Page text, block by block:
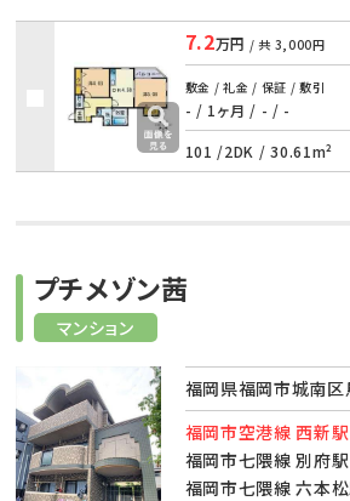
7.2万円 / 共 3,000円
敷金 / 礼金 / 保証 / 敷引
- / 1ヶ月 / - / -
101 /2DK /30.61m²
マンション
プチメゾン茜
福岡県福岡市城南
福岡市空港線 西新
福岡市七隈線 別府
福岡市七隈線 六本